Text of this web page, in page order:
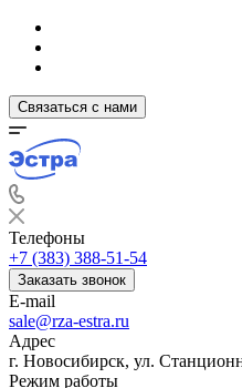
Связаться с нами
Телефоны
+7 (383) 388-51-54
Заказать звонок
E-mail
sale@rza-estra.ru
Адрес
г. Новосибирск, ул.
Режим работы